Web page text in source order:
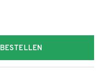
BESTELLEN